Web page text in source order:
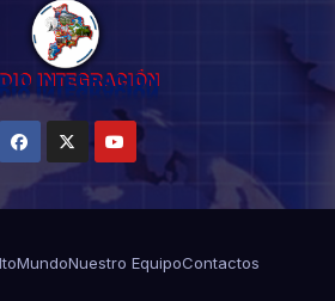
MundoNuestro EquipoContactos